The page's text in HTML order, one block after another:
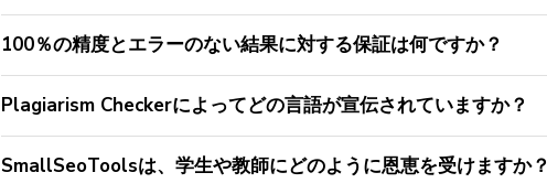
100％の精度とエラーのない結果に対する保証は何ですか？
Plagiarism Checkerによってどの言語が宣伝されていますか？
SmallSeoToolsは、学生や教師にどのように恩恵を受けますか？